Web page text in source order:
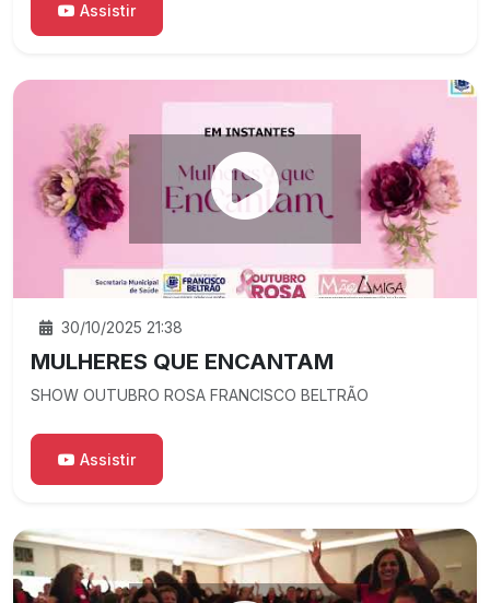
Assistir
30/10/2025 21:38
MULHERES QUE ENCANTAM
SHOW OUTUBRO ROSA FRANCISCO BELTRÃO
Assistir